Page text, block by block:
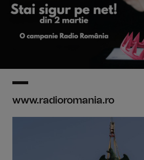
www.radioromania.ro